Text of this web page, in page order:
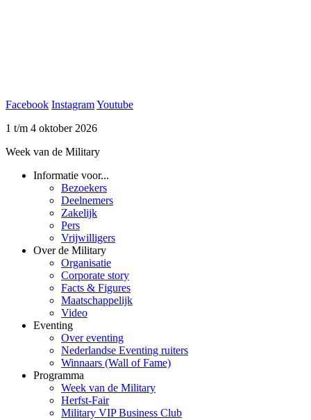
Facebook InstagramYoutube
1 t/m 4 oktober 2026
Week van de Military
Informatie voor...
Bezoekers
Deelnemers
Zakelijk
Pers
Vrijwilligers
Over de Military
Organisatie
Corporate story
Facts & Figures
Maatschappelijk
Video
Eventing
Over eventing
Nederlandse Eventing ruiters
Winnaars (Wall of Fame)
Programma
Week van de Military
Herfst-Fair
Military VIP Business Club